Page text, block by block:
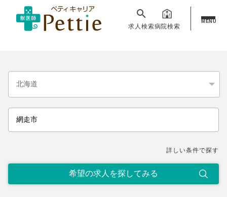
求人検索病院検索
MENU
詳しい条件で探す